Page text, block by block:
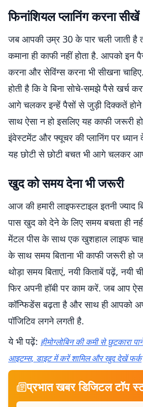
फिनांशियल प्लानिंग करना सीखें
जब आपकी उम्र 30 के पार चली जाती है
कमाना ही काफी नहीं होता है. आपको इन
करना और सेविंग्स करना भी सीखना
होती है कि वे बिना सोचे-समझे पैसे खर्च
आगे चलकर इन्हें पैसों से जुड़ी दिक्कतें
साथ ऐसा न हो इसलिए यह काफी जरूरी
इंवेस्टमेंट और फ्यूचर की प्लानिंग पर
यह छोटी से छोटी बचत भी आगे चलकर
खुद को समय देना भी जरूरी
आज की हमारी लाइफस्टाइल इतनी ज्याद
पास खुद को देने के लिए समय बचता ही
मेंटल पीस के साथ एक खुशहाल लाइफ
के साथ समय बिताना भी काफी जरूरी हो
थोड़ा समय बिताएं, नयी किताबें पढ़ें, नयी
फिर अपनी हॉबी पर काम करें. जब आप
कॉन्फिडेंस बढ़ता है और साथ ही आपको
पॉजिटिव लगने लगती है.
ये भी पढ़ें: हीमोग्लोबिन की कमी से छुटकारा
आइटम्स, डाइट में करें शामिल और खुद देखें फर्क
प्रभात खबर डिजिटल टॉप